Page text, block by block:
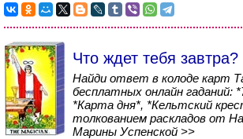
Что ждет тебя завтра?
Найди ответ в колоде карт
бесплатных онлайн гаданий:
*Карта дня*, *Кельтский
толкованием раскладов от
Марины Успенской >>